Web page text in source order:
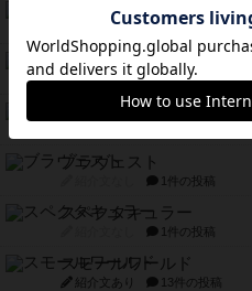
宵と暁の呪文書
紹介文あり 8件の投稿
リスボン・トラム 28
紹介文あり 9件の投稿
アマナイト
ブラヴェスト
1件の投稿
スペクタキュラー
1件の投稿
スモールワールド
紹介文あり 13件の投稿